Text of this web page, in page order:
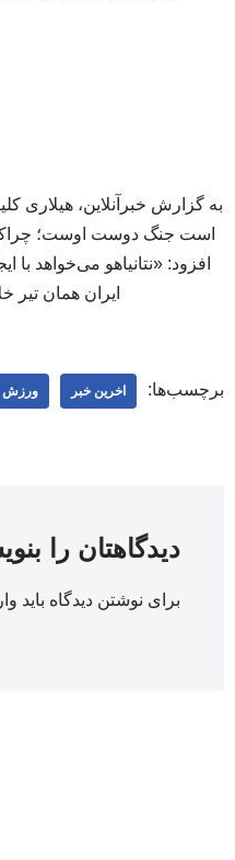
به گزارش خبرآنلاین، هیلاری
است جنگ دوست اوست؛ چراکه
افزود: «نتانیاهو می‌خواهد
ایران همان تیر
برچسب‌ها: اخرین خبر ورزش
دیدگاهتان را
برای نوشتن دیدگاه باید